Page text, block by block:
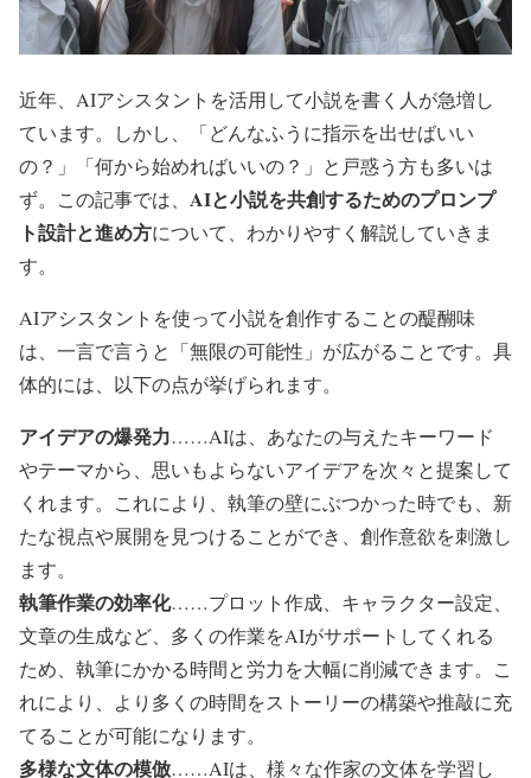
近年、AIアシスタントを活用して小説を書く人が急増し
ています。しかし、「どんなふうに指示を出せばいい
の？」「何から始めればいいの？」と戸惑う方も多いは
ず。この記事では、 AIと小説を共創するためのプロンプ
ト設計と進め方について、わかりやすく解説していきま
す。
AIアシスタントを使って小説を創作することの醍醐味
は、一言で言うと「無限の可能性」が広がることです。具
体的には、以下の点が挙げられます。
アイデアの爆発力……AIは、あなたの与えたキーワード
やテーマから、思いもよらないアイデアを次々と提案して
くれます。これにより、執筆の壁にぶつかった時でも、新
たな視点や展開を見つけることができ、創作意欲を刺激し
ます。
執筆作業の効率化……プロット作成、キャラクター設定、
文章の生成など、多くの作業をAIがサポートしてくれる
ため、執筆にかかる時間と労力を大幅に削減できます。こ
れにより、より多くの時間をストーリーの構築や推敲に充
てることが可能になります。
多様な文体の模倣……AIは、様々な作家の文体を学習し